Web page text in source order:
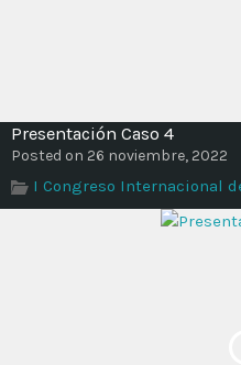
Presentación Caso 4
Posted on 26 noviembre, 2022
I Congreso Internacional